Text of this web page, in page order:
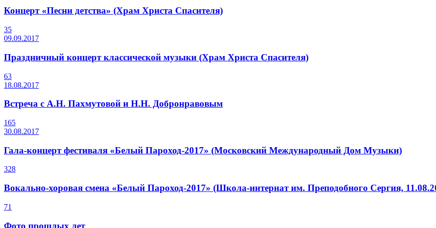
Концерт «Песни детства» (Храм Христа Спасителя)
35
09.09.2017
Праздничный концерт классической музыки (Храм Христа Спасителя)
63
18.08.2017
Встреча с А.Н. Пахмутовой и Н.Н. Добронравовым
165
30.08.2017
Гала-концерт фестиваля «Белый Пароход-2017» (Московский Международный Дом Музыки)
328
Вокально-хоровая смена «Белый Пароход-2017» (Школа-интернат им. Преподобного Сергия,
71
Фото прошлых лет